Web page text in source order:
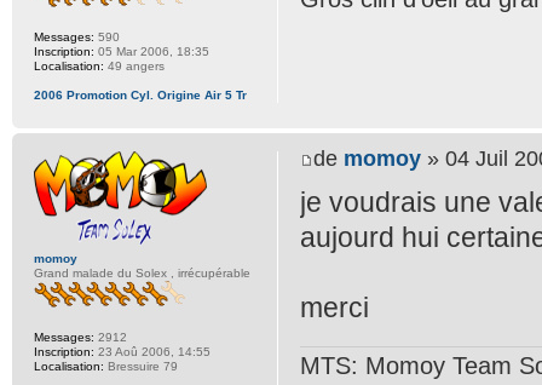
Messages: 590
Inscription: 05 Mar 2006, 18:35
Localisation: 49 angers
2006 Promotion Cyl. Origine Air 5 Tr
de momoy » 04 Juil
je voudrais une
aujourd hui
merci
MTS: Momoy Team
momoy
Grand malade du Solex , irrécupérable
Messages: 2912
Inscription: 23 Aoû 2006, 14:55
Localisation: Bressuire 79